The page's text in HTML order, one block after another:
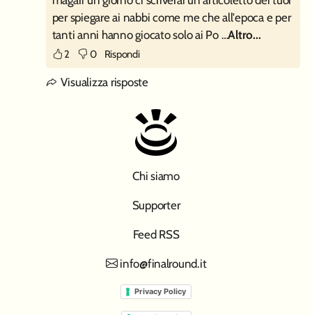
per spiegare ai nabbi come me che all'epoca e per
tanti anni hanno giocato solo ai Po …Altro...
2 0 Rispondi
Visualizza risposte
Chi siamo
Supporter
Feed RSS
info@finalround.it
Privacy Policy